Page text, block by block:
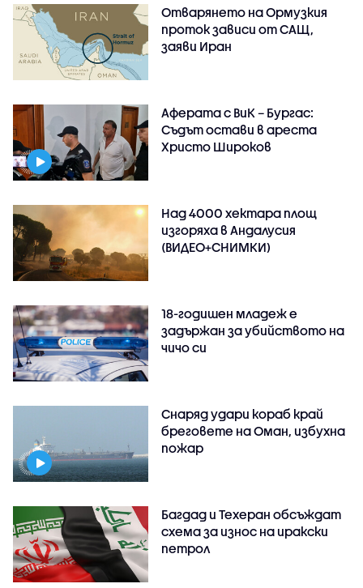
Отварянето на Ормузкия
проток зависи от САЩ,
заяви Иран
Аферата с ВиК – Бургас:
Съдът остави в ареста
Христо Широков
Над 4000 хектара площ
изгоряха в Андалусия
(ВИДЕО+СНИМКИ)
18-годишен младеж е
задържан за убийството на
чичо си
Снаряд удари кораб край
бреговете на Оман, избухна
пожар
Багдад и Техеран обсъждат
схема за износ на иракски
петрол